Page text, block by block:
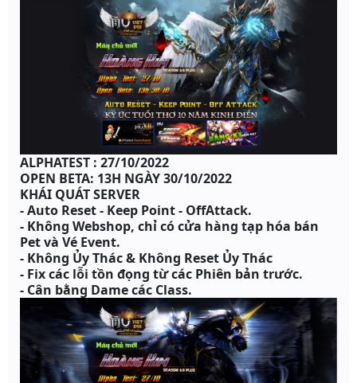
ALPHATEST : 27/10/2022
OPEN BETA: 13H NGÀY 30/10/2022
KHÁI QUÁT SERVER
- Auto Reset - Keep Point - OffAttack.
- Không Webshop, chỉ có cửa hàng tạp hóa bán
Pet và Vé Event.
- Không Ủy Thác & Không Reset Ủy Thác
- Fix các lỗi tồn đọng từ các Phiên bản trước.
- Cân bằng Dame các Class.